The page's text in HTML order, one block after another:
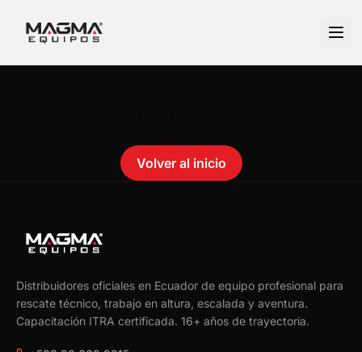
Volver al inicio
Distribuidores oficiales en Ecuador de equipo profesional para
rescate técnico, trabajo en altura, escalada y aventura.
Capacitación ITRA certificada. 16+ años de trayectoria.